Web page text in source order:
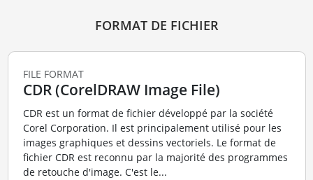
FORMAT DE FICHIER
FILE FORMAT
CDR (CorelDRAW Image File)
CDR est un format de fichier développé par la société
Corel Corporation. Il est principalement utilisé pour les
images graphiques et dessins vectoriels. Le format de
fichier CDR est reconnu par la majorité des programmes
de retouche d'image. C'est le...